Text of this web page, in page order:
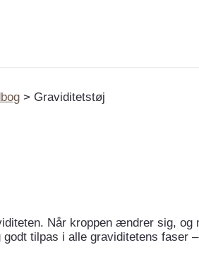
Graviditetstøj
Når kroppen ændrer sig,
tilpas i alle graviditetens faser